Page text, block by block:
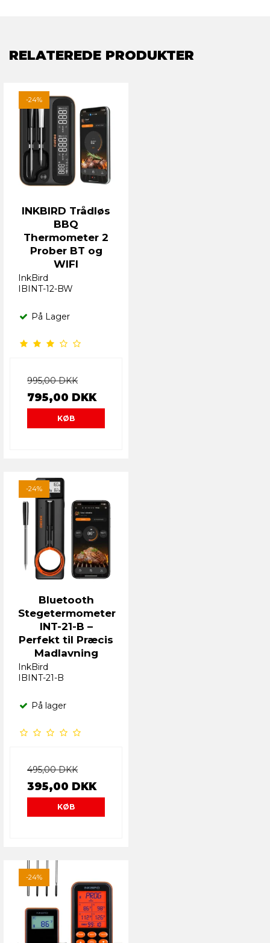
RELATEREDE PRODUKTER
-24%
INKBIRD Trådløs
BBQ
Thermometer 2
Prober BT og
WIFI
InkBird
IBINT-12-BW
På Lager
995,00 DKK
795,00 DKK
KØB
-24%
Bluetooth
Stegetermometer
INT-21-B –
Perfekt til Præcis
Madlavning
InkBird
IBINT-21-B
På lager
495,00 DKK
395,00 DKK
KØB
-24%